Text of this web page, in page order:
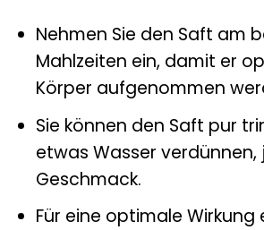
Nehmen Sie den Saft am
Mahlzeiten ein, damit er
Körper aufgenommen
Sie können den Saft pur
etwas Wasser verdünnen,
Geschmack.
Für eine optimale